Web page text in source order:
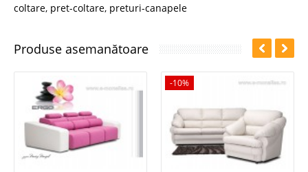
coltare, pret-coltare, preturi-canapele
Produse asemanătoare
-10%